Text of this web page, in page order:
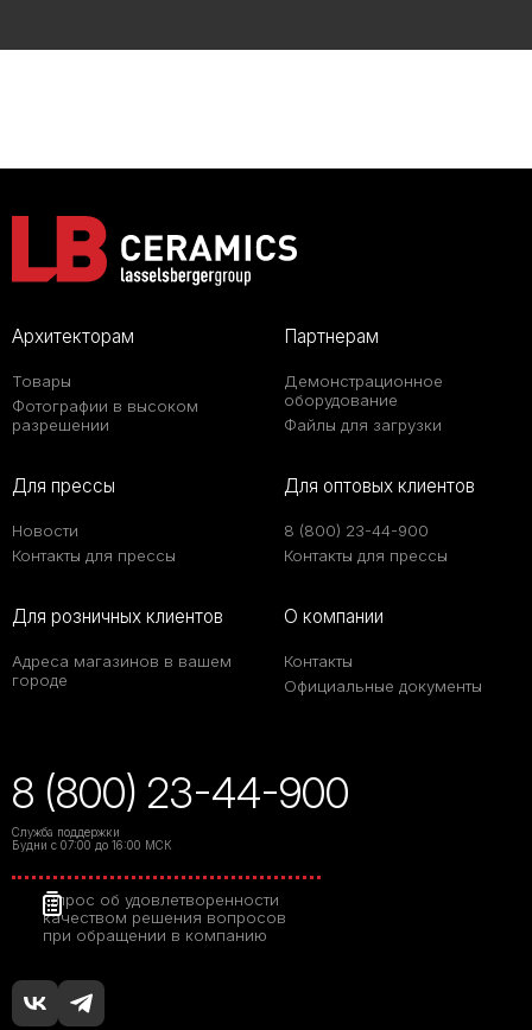
Архитекторам
Товары
Фотографии в высоком
разрешении
Партнерам
Демонстрационное
оборудование
Файлы для загрузки
Для прессы
Новости
Контакты для прессы
Для оптовых клиентов
8 (800) 23-44-900
Контакты для прессы
Для розничных клиентов
Адреса магазинов в вашем
городе
О компании
Контакты
Официальные документы
8 (800) 23-44-900
Служба поддержки
Будни с 07:00 до 16:00 МСК
Опрос об удовлетворенности
качеством решения вопросов
при обращении в компанию